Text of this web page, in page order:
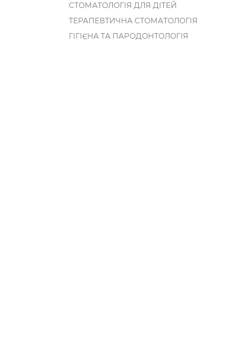
СТОМАТОЛОГІЯ ДЛЯ ДІТЕЙ
ТЕРАПЕВТИЧНА СТОМАТОЛОГІЯ
ГІГІЄНА ТА ПАРОДОНТОЛОГІЯ